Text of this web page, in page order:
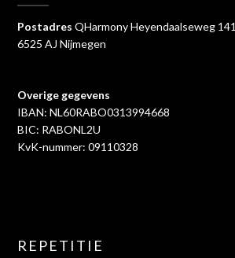
Postadres QHarmony Heyendaalseweg 141
6525 AJ Nijmegen
Overige gegevens
IBAN: NL60RABO0313994668
BIC: RABONL2U
KvK-nummer: 09110328
REPETITIE